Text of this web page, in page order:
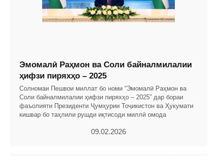
Эмомалӣ Раҳмон ва Соли байналмилалии
ҳифзи пиряхҳо – 2025
Солномаи Пешвои миллат бо номи “Эмомалӣ Раҳмон ва
Соли байналмилалии ҳифзи пиряхҳо – 2025” дар бораи
фаъолияти Президенти Ҷумҳурии Тоҷикистон ва Ҳукумати
кишвар бо таҳлили рушди иқтисоди миллӣ омода
09.02.2026